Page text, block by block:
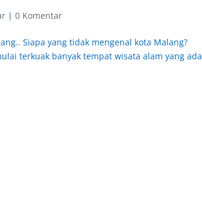
|0 Komentar
Siapa yang tidak mengenal kota Malang?
terkuak banyak tempat wisata alam yang ada